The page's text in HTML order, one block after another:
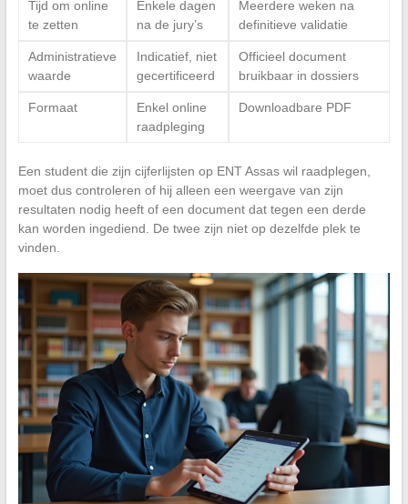
Tijd om online
te zetten
Enkele dagen
na de jury’s
Meerdere weken na
definitieve validatie
Administratieve
waarde
Indicatief, niet
gecertificeerd
Officieel document
bruikbaar in dossiers
Formaat
Enkel online
raadpleging
Downloadbare PDF
Een student die zijn cijferlijsten op ENT Assas wil raadplegen,
moet dus controleren of hij alleen een weergave van zijn
resultaten nodig heeft of een document dat tegen een derde
kan worden ingediend. De twee zijn niet op dezelfde plek te
vinden.